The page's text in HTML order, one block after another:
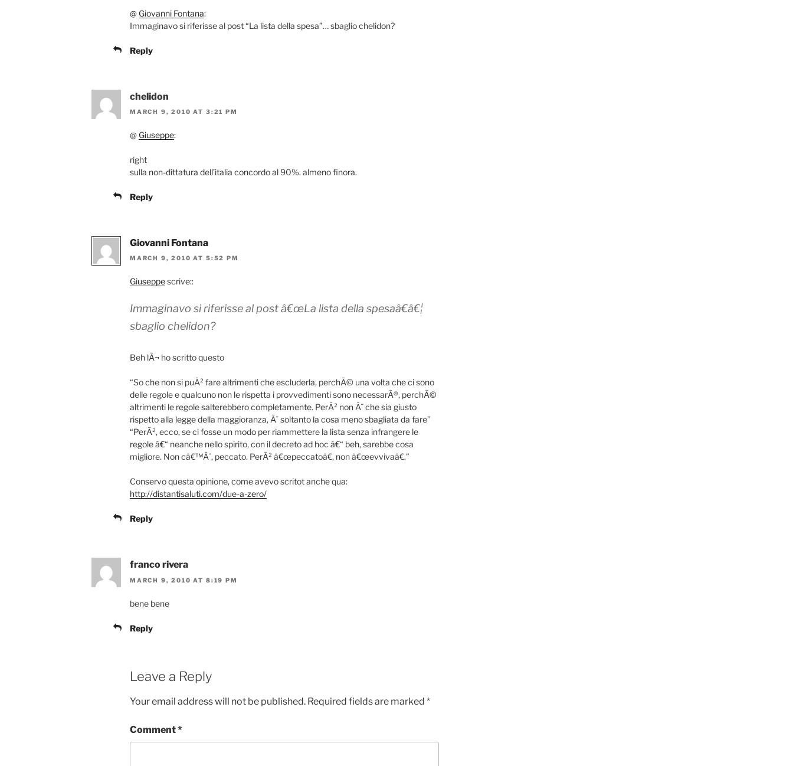
@ Giovanni Fontana:
Immaginavo si riferisse al post “La lista della spesa”… sbaglio chelidon?
Reply
chelidon
MARCH 9, 2010 AT 3:21 PM
@ Giuseppe:
right
sulla non-dittatura dell’italia concordo al 90%. almeno finora.
Reply
Giovanni Fontana
MARCH 9, 2010 AT 5:52 PM
Giuseppescrive::
Immaginavo si riferisse al post â€œLa lista della spesaâ€â€¦
sbaglio chelidon?
Beh lÃ¬ ho scritto questo
“So che non si puÃ² fare altrimenti che escluderla, perchÃ© una volta che ci sono
delle regole e qualcuno non le rispetta i provvedimenti sono necessarÃ®, perchÃ©
altrimenti le regole salterebbero completamente. PerÃ² non Ã¨ che sia giusto
rispetto alla legge della maggioranza, Ã¨ soltanto la cosa meno sbagliata da fare”
“PerÃ², ecco, se ci fosse un modo per riammettere la lista senza infrangere le
regole â€“ neanche nello spirito, con il decreto ad hoc â€“ beh, sarebbe cosa
migliore. Non câ€™Ã¨, peccato. PerÃ² â€œpeccatoâ€, non â€œevvivaâ€.”
Conservo questa opinione, come avevo scritot anche qua:
http://distantisaluti.com/due-a-zero/
Reply
franco rivera
MARCH 9, 2010 AT 8:19 PM
bene bene
Reply
Leave a Reply
Your email address will not be published. Required fields are marked *
Comment*